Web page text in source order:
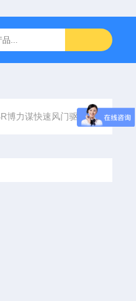
KNF气体隔膜泵
博力谋快速风门驱动器